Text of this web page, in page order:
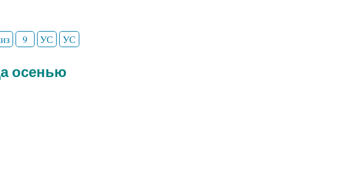
9 УС УС
осенью